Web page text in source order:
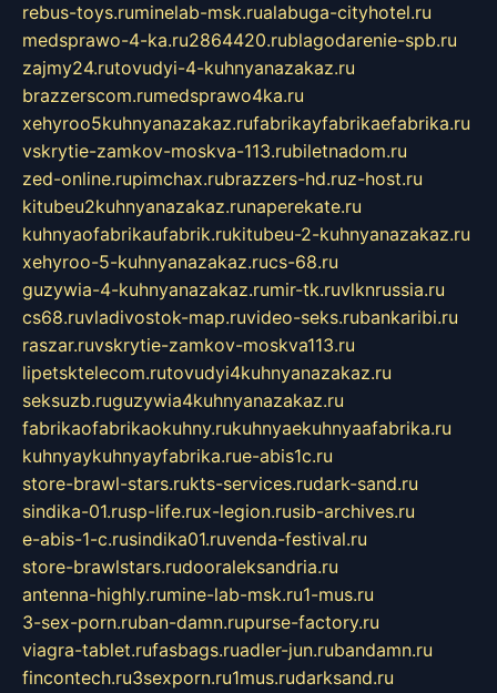
rebus-toys.ruminelab-msk.rualabuga-cityhotel.ru
medsprawo-4-ka.ru2864420.rublagodarenie-spb.ru
zajmy24.rutovudyi-4-kuhnyanazakaz.ru
brazzerscom.rumedsprawo4ka.ru
xehyroo5kuhnyanazakaz.rufabrikayfabrikaefabrika.ru
vskrytie-zamkov-moskva-113.rubiletnadom.ru
zed-online.rupimchax.rubrazzers-hd.ruz-host.ru
kitubeu2kuhnyanazakaz.runaperekate.ru
kuhnyaofabrikaufabrik.rukitubeu-2-kuhnyanazakaz.ru
xehyroo-5-kuhnyanazakaz.rucs-68.ru
guzywia-4-kuhnyanazakaz.rumir-tk.ruvlknrussia.ru
cs68.ruvladivostok-map.ruvideo-seks.rubankaribi.ru
raszar.ruvskrytie-zamkov-moskva113.ru
lipetsktelecom.rutovudyi4kuhnyanazakaz.ru
seksuzb.ruguzywia4kuhnyanazakaz.ru
fabrikaofabrikaokuhny.rukuhnyaekuhnyaafabrika.ru
kuhnyaykuhnyayfabrika.rue-abis1c.ru
store-brawl-stars.rukts-services.rudark-sand.ru
sindika-01.rusp-life.rux-legion.rusib-archives.ru
e-abis-1-c.rusindika01.ruvenda-festival.ru
store-brawlstars.rudooraleksandria.ru
antenna-highly.rumine-lab-msk.ru1-mus.ru
3-sex-porn.ruban-damn.rupurse-factory.ru
viagra-tablet.rufasbags.ruadler-jun.rubandamn.ru
fincontech.ru3sexporn.ru1mus.rudarksand.ru